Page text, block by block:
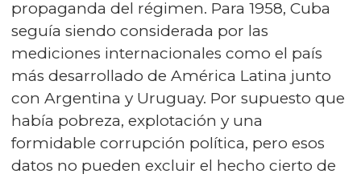
propaganda del régimen. Para 1958, Cuba
seguía siendo considerada por las
mediciones internacionales como el país
más desarrollado de América Latina junto
con Argentina y Uruguay. Por supuesto que
había pobreza, explotación y una
formidable corrupción política, pero esos
datos no pueden excluir el hecho cierto de